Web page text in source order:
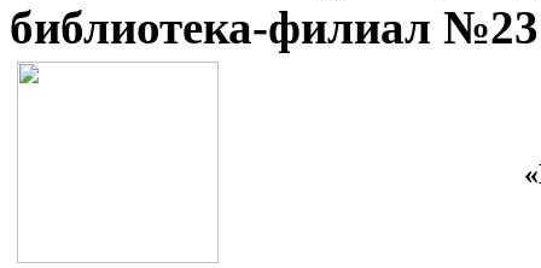
библиотека-филиал №23